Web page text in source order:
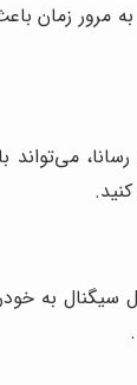
به مرور زمان
می‌تواند
سیگنال به